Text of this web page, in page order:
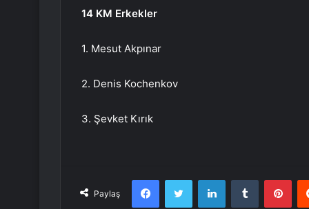
14 KM Erkekler
1. Mesut Akpınar
2. Denis Kochenkov
3. Şevket Kırık
Paylaş
FacebookTwitter LinkedInTumblr